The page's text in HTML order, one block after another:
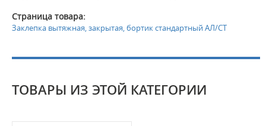
Страница товара:
Заклепка вытяжная, закрытая, бортик стандартный АЛ/СТ
ТОВАРЫ ИЗ ЭТОЙ КАТЕГОРИИ